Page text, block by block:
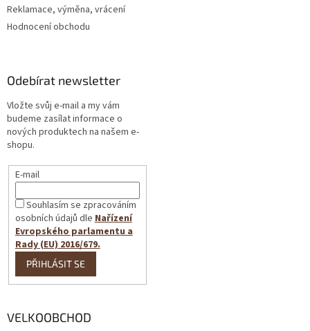
Reklamace, výměna, vrácení
Hodnocení obchodu
Odebírat newsletter
Vložte svůj e-mail a my vám
budeme zasílat informace o
nových produktech na našem e-
shopu.
E-mail
Souhlasím se zpracováním
osobních údajů dleNařízení
Evropského parlamentu a
Rady (EU) 2016/679.
PŘIHLÁSIT SE
VELKOOBCHOD